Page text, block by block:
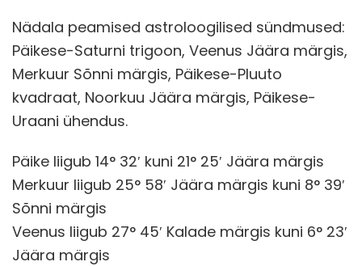
Nädala peamised astroloogilised sündmused:
Päikese-Saturni trigoon, Veenus Jäära märgis,
Merkuur Sõnni märgis, Päikese-Pluuto
kvadraat, Noorkuu Jäära märgis, Päikese-
Uraani ühendus.
Päike liigub 14° 32′ kuni 21° 25′ Jäära märgis
Merkuur liigub 25° 58′ Jäära märgis kuni 8° 39′
Sõnni märgis
Veenus liigub 27° 45′ Kalade märgis kuni 6° 23′
Jäära märgis